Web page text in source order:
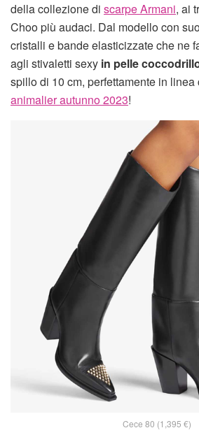
della collezione di scarpe Armani, ai
Choo più audaci. Dal modello con
cristalli e bande elasticizzate che ne
agli stivaletti sexy in pelle
spillo di 10 cm, perfettamente in linea
animalier autunno 2023!
Cece 80 (1,395 €)